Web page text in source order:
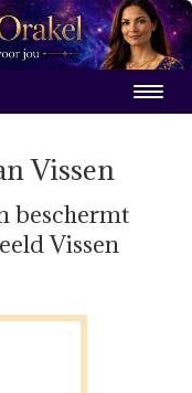
Vissen
beschermt
Vissen